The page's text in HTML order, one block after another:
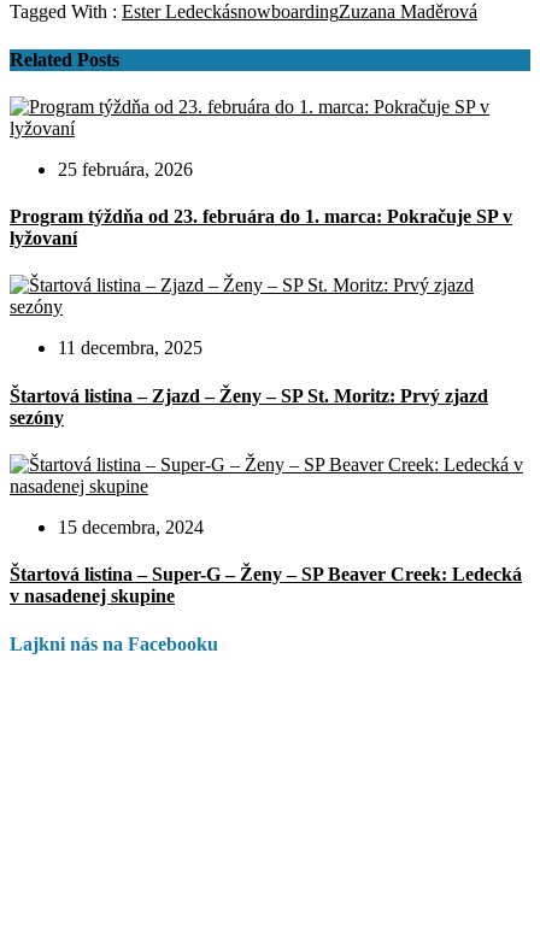
Tagged With : Ester LedeckásnowboardingZuzana Maděrová
Related Posts
25 februára, 2026
Program týždňa od 23. februára do 1. marca: Pokračuje SP v
lyžovaní
11 decembra, 2025
Štartová listina – Zjazd – Ženy – SP St. Moritz: Prvý zjazd
sezóny
15 decembra, 2024
Štartová listina – Super-G – Ženy – SP Beaver Creek: Ledecká
v nasadenej skupine
Lajkni nás na Facebooku